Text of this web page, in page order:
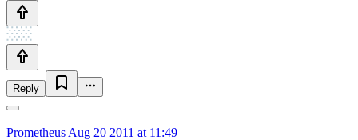
Reply
Prometheus Aug 20 2011 at 11:49